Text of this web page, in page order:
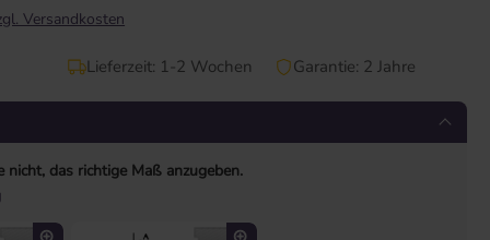
Versandkosten
Lieferzeit: 1-2 Wochen Garantie: 2 Jahre
nicht, das richtige Maß anzugeben.